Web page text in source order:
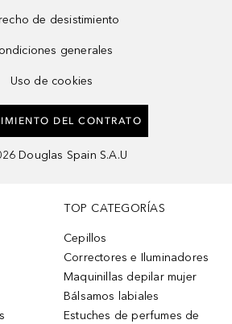
de desistimiento
generales
Uso de cookies
DEL CONTRATO
Douglas Spain S.A.U
TOP CATEGORÍAS
Cepillos
Correctores e Iluminadores
Maquinillas depilar mujer
Bálsamos labiales
Estuches de perfumes de